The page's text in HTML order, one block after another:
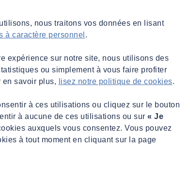
nous traitons vos données en lisant
à caractère personnel .
expérience sur notre site, nous utilisons des
ou simplement à vous faire profiter
en savoir plus,
lisez notre politique de cookies.
à ces utilisations ou cliquez sur le bouton
à aucune de ces utilisations ou sur « Je
auxquels vous consentez. Vous pouvez
à tout moment en cliquant sur la page